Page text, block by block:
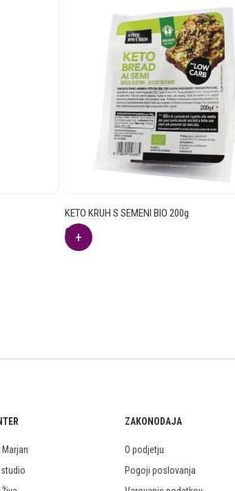
KETO KRUH S SEMENI BIO 200g
6.19
€
Marjan
studio
ZAKONODAJA
O podjetju
Pogoji poslovanja